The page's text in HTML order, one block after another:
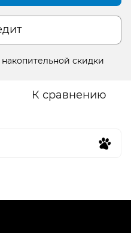
скидки
К сравнению